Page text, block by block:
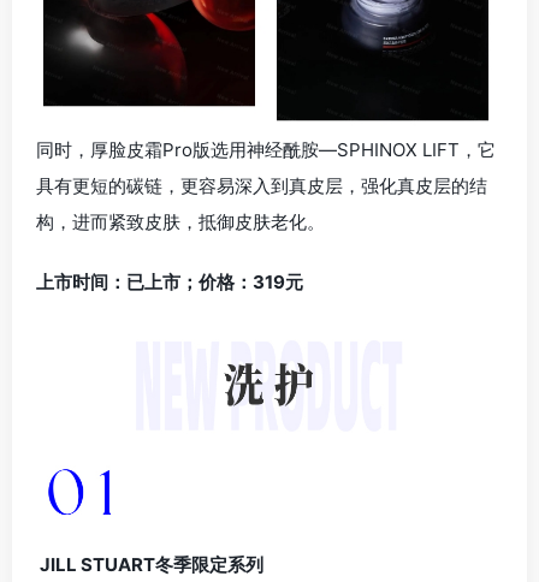
同时，厚脸皮霜Pro版选用神经酰胺—SPHINOX LIFT，它
具有更短的碳链，更容易深入到真皮层，强化真皮层的结
构，进而紧致皮肤，抵御皮肤老化。
上市时间：已上市；价格：319元
JILL STUART冬季限定系列